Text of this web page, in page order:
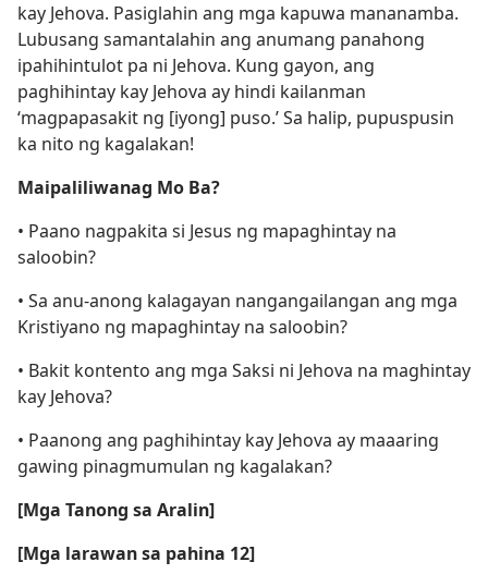
kay Jehova. Pasiglahin ang mga kapuwa mananamba.
Lubusang samantalahin ang anumang panahong
ipahihintulot pa ni Jehova. Kung gayon, ang
paghihintay kay Jehova ay hindi kailanman
‘magpapasakit ng [iyong] puso.’ Sa halip, pupuspusin
ka nito ng kagalakan!
Maipaliliwanag Mo Ba?
• Paano nagpakita si Jesus ng mapaghintay na
saloobin?
• Sa anu-anong kalagayan nangangailangan ang mga
Kristiyano ng mapaghintay na saloobin?
• Bakit kontento ang mga Saksi ni Jehova na maghintay
kay Jehova?
• Paanong ang paghihintay kay Jehova ay maaaring
gawing pinagmumulan ng kagalakan?
[Mga Tanong sa Aralin]
[Mga larawan sa pahina 12]